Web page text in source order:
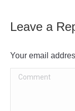
Leave a
Your email
Comment